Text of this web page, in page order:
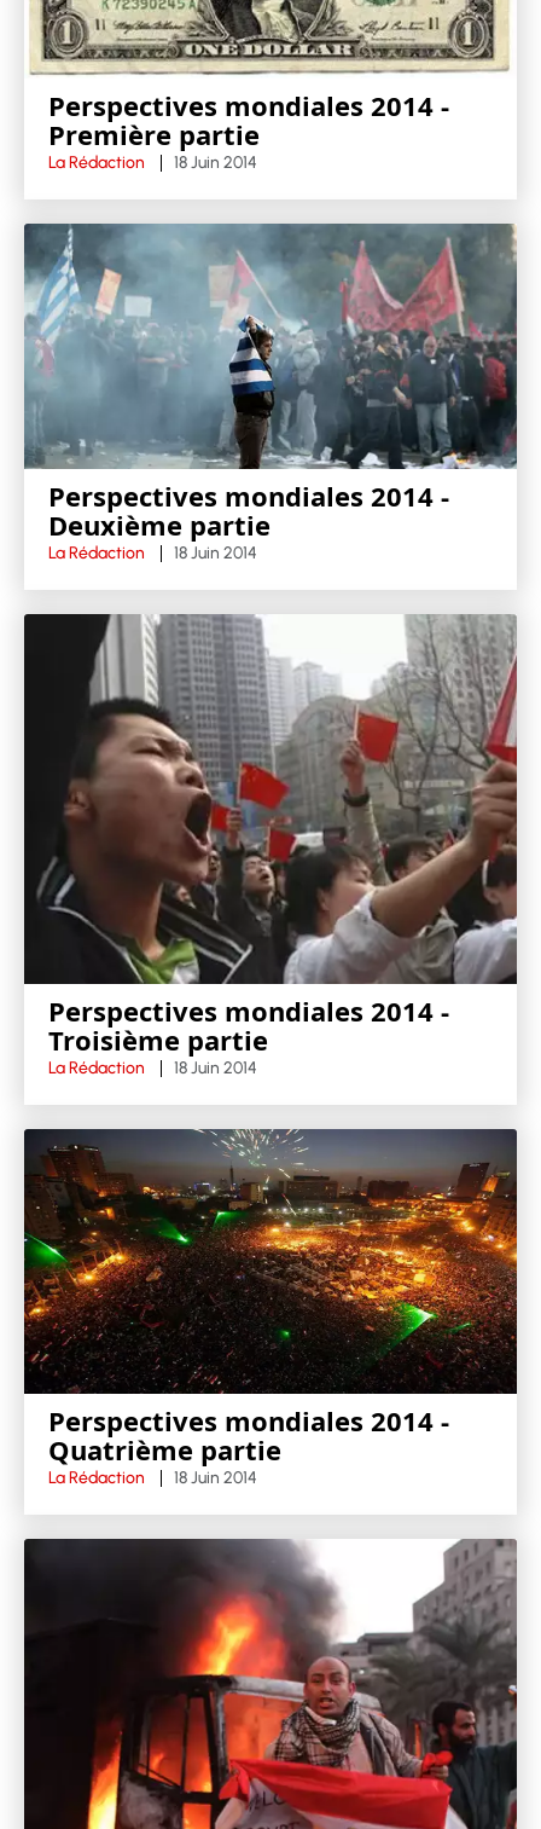
Perspectives mondiales 2014 -
Première partie
La Rédaction 18 Juin 2014
Perspectives mondiales 2014 -
Deuxième partie
La Rédaction 18 Juin 2014
Perspectives mondiales 2014 -
Troisième partie
La Rédaction 18 Juin 2014
Perspectives mondiales 2014 -
Quatrième partie
La Rédaction 18 Juin 2014